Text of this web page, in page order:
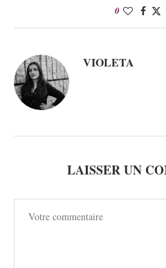
0
VIOLETA
LAISSER UN